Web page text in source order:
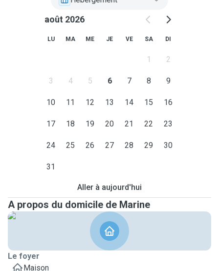
août 2026
LU MA ME JE VE SA DI
1 2
3 4 5 6 7 8 9
10 11 12 13 14 15 16
17 18 19 20 21 22 23
24 25 26 27 28 29 30
31
Aller à aujourd'hui
A propos du domicile de Marine
Le foyer
Maison